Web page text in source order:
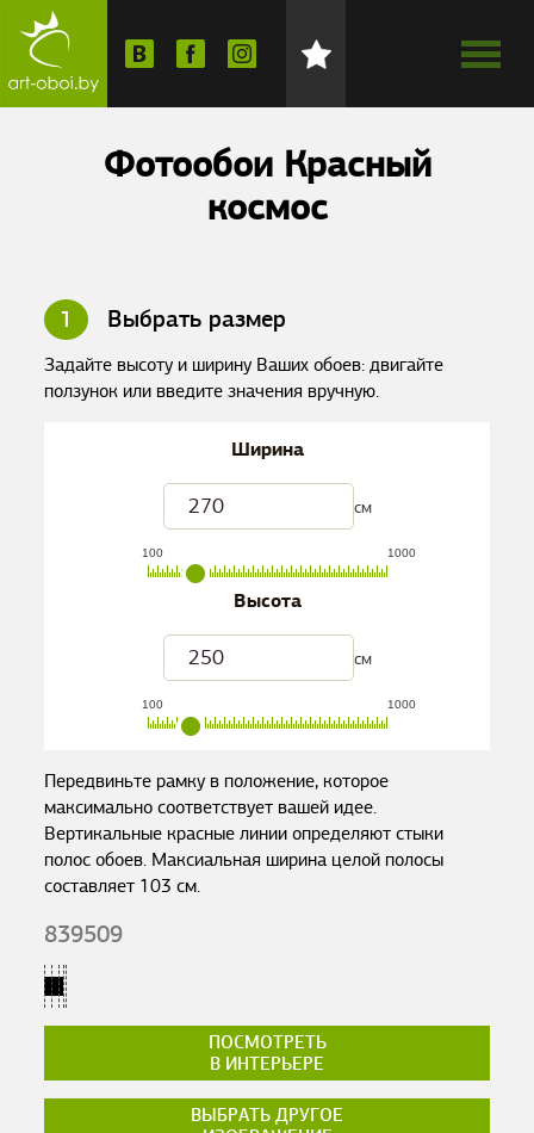
Фотообои Красный
космос
1 Выбрать размер
Задайте высоту и ширину Ваших обоев: двигайте
ползунок или введите значения вручную.
Ширина
см
100 1000
Высота
см
100 1000
Передвиньте рамку в положение, которое
максимально соответствует вашей идее.
Вертикальные красные линии определяют стыки
полос обоев. Максиальная ширина целой полосы
составляет 103 см.
839509
ПОСМОТРЕТЬ
В ИНТЕРЬЕРЕ
ВЫБРАТЬ ДРУГОЕ